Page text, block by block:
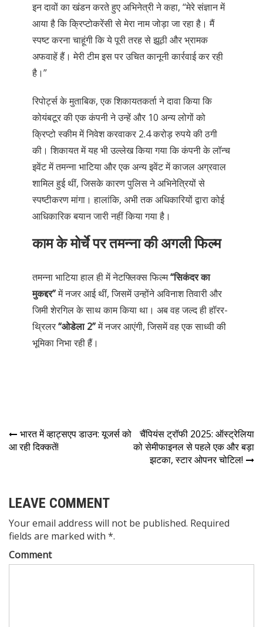
इन दावों का खंडन करते हुए अभिनेत्री ने कहा, “मेरे संज्ञान में
आया है कि क्रिप्टोकरेंसी से मेरा नाम जोड़ा जा रहा है। मैं
स्पष्ट करना चाहूंगी कि ये पूरी तरह से झूठी और भ्रामक
अफवाहें हैं। मेरी टीम इस पर उचित कानूनी कार्रवाई कर रही
है।”
रिपोर्ट्स के मुताबिक, एक शिकायतकर्ता ने दावा किया कि
कोयंबटूर की एक कंपनी ने उन्हें और 10 अन्य लोगों को
क्रिप्टो स्कीम में निवेश करवाकर 2.4 करोड़ रुपये की ठगी
की। शिकायत में यह भी उल्लेख किया गया कि कंपनी के लॉन्च
इवेंट में तमन्ना भाटिया और एक अन्य इवेंट में काजल अग्रवाल
शामिल हुई थीं, जिसके कारण पुलिस ने अभिनेत्रियों से
स्पष्टीकरण मांगा। हालांकि, अभी तक अधिकारियों द्वारा कोई
आधिकारिक बयान जारी नहीं किया गया है।
काम के मोर्चे पर तमन्ना की अगली फिल्म
तमन्ना भाटिया हाल ही में नेटफ्लिक्स फिल्म“सिकंदर का
मुकद्दर”में नजर आई थीं, जिसमें उन्होंने अविनाश तिवारी और
जिमी शेरगिल के साथ काम किया था। अब वह जल्द ही हॉरर-
थ्रिलर“ओडेला 2”में नजर आएंगी, जिसमें वह एक साध्वी की
भूमिका निभा रही हैं।
भारत में व्हाट्सएप डाउन: यूजर्स को
आ रही दिक्कतें!
चैंपियंस ट्रॉफी 2025: ऑस्ट्रेलिया
को सेमीफाइनल से पहले एक और बड़ा
झटका, स्टार ओपनर चोटिल!
LEAVE COMMENT
Your email address will not be published. Required
fields are marked with *.
Comment